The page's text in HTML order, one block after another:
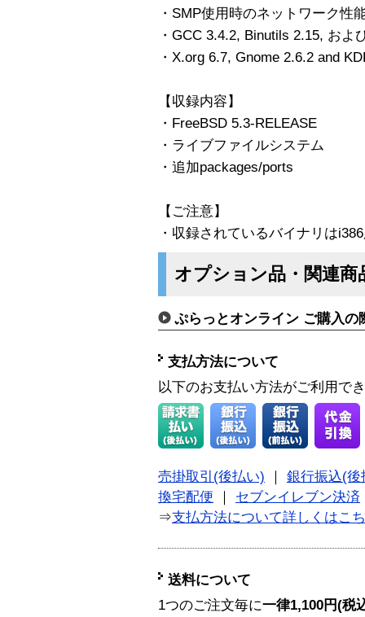
・SMP使用時のネットワーク性
・GCC 3.4.2, Binutils 2.15, およ
・X.org 6.7, Gnome 2.6.2 and
【収録内容】
・FreeBSD 5.3-RELEASE
・ライブファイルシステム
・追加packages/ports
【ご注意】
・収録されているバイナリは
オプション品・関連商
ぷらっとオンライン ご購入の
支払方法について
以下のお支払い方法がご利用で
売掛取引(後払い)
銀行振込(後
換宅配便
セブンイレブン決済
⇒支払方法について詳しくはこ
送料について
1つのご注文毎に一律1,100円(税